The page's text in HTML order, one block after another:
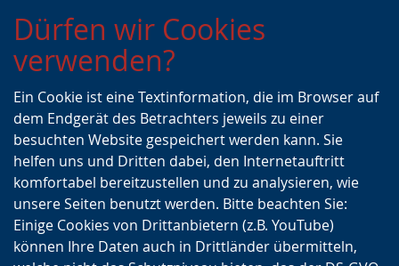
Zur
Hauptnavigation
Zur
Seitennavigation
Zum
Inhalt
Dürfen wir Cookies
verwenden?
Ein Cookie ist eine Textinformation, die im Browser auf
dem Endgerät des Betrachters jeweils zu einer
besuchten Website gespeichert werden kann. Sie
helfen uns und Dritten dabei, den Internetauftritt
komfortabel bereitzustellen und zu analysieren, wie
unsere Seiten benutzt werden. Bitte beachten Sie:
Einige Cookies von Drittanbietern (z.B. YouTube)
können Ihre Daten auch in Drittländer übermitteln,